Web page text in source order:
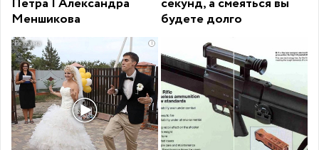
Петра I Александра
Меншикова
секунд, а смеяться вы
будете долго
i